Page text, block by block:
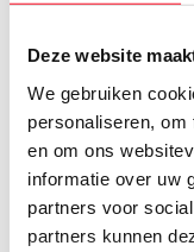
Deze website
We gebruiken
personaliseren,
en om ons
informatie over uw
partners voor
partners kunnen